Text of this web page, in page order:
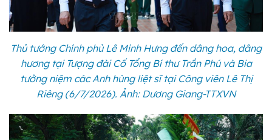
Thủ tướng Chính phủ Lê Minh Hưng đến dâng hoa, dâng
hương tại Tượng đài Cố Tổng Bí thư Trần Phú và Bia
tưởng niệm các Anh hùng liệt sĩ tại Công viên Lê Thị
Riêng (6/7/2026). Ảnh: Dương Giang-TTXVN